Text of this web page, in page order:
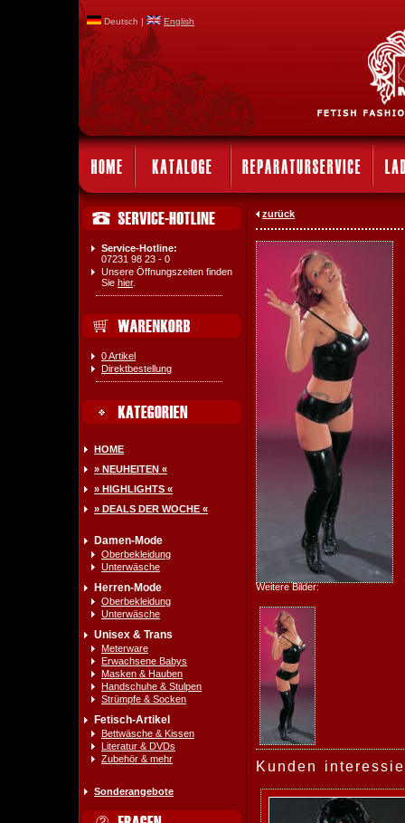
Deutsch | English
Service-Hotline:
07231 98 23 - 0
Unsere Öffnungszeiten finden
Sie hier.
0 Artikel
Direktbestellung
HOME
» NEUHEITEN «
» HIGHLIGHTS «
» DEALS DER WOCHE «
Damen-Mode
Oberbekleidung
Unterwäsche
Herren-Mode
Oberbekleidung
Unterwäsche
Unisex & Trans
Meterware
Erwachsene Babys
Masken & Hauben
Handschuhe & Stulpen
Strümpfe & Socken
Fetisch-Artikel
Bettwäsche & Kissen
Literatur & DVDs
Zubehör & mehr
Sonderangebote
zurück
Weitere Bilder:
Kunden